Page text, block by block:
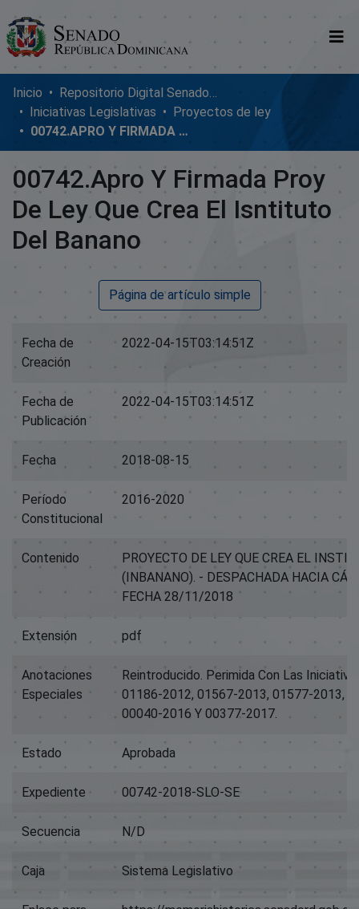
Comunidades
Glosario
Nosotros
Inicio
Repositorio Digital SenadoRD
Iniciativas Legislativas
Proyectos de ley
00742.APRO Y FIRMADA PROY DE LEY QUE CREA EL ISNTITUTO DEL BANANO
00742.Apro Y Firmada Proy
De Ley Que Crea El Isntituto
Del Banano
Página de artículo simple
Fecha de
Creación
2022-04-15T03:14:51Z
Fecha de
Publicación
2022-04-15T03:14:51Z
Fecha 2018-08-15
Período
Constitucional
2016-2020
Contenido
PROYECTO DE LEY QUE CREA EL
(INBANANO). - DESPACHADA HACIA
FECHA 28/11/2018
Extensión pdf
Anotaciones
Especiales
Reintroducido. Perimida Con Las
01186-2012, 01567-2013, 01577-2013,
00040-2016 Y 00377-2017.
Estado Aprobada
Expediente 00742-2018-SLO-SE
Secuencia N/D
Caja Sistema Legislativo